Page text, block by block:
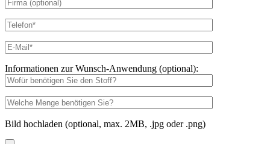
Informationen zur Wunsch-Anwendung (optional):
Bild hochladen (optional, max. 2MB, .jpg oder .png)